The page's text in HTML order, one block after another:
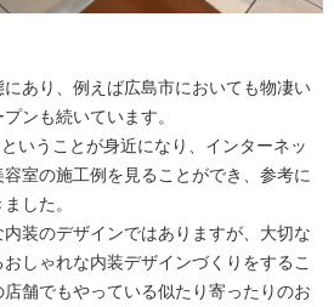
あり、例えば広島市においても物凄い
ンも続いています。
いうことが身近になり、インターネッ
室の施工例を見ることができ、参考に
した。
装のデザインではありますが、大切な
しゃれな内装デザインづくりをするこ
舗でもやっている似たり寄ったりのお